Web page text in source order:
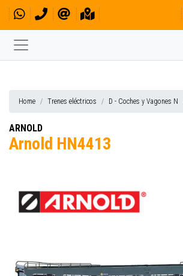
Home Trenes eléctricos D - Coches y Vagones N
ARNOLD
Arnold HN4413